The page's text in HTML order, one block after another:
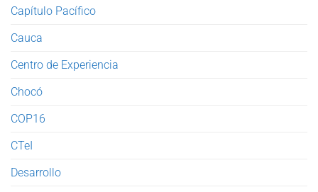
Capítulo Pacífico
Cauca
Centro de Experiencia
Chocó
COP16
CTeI
Desarrollo